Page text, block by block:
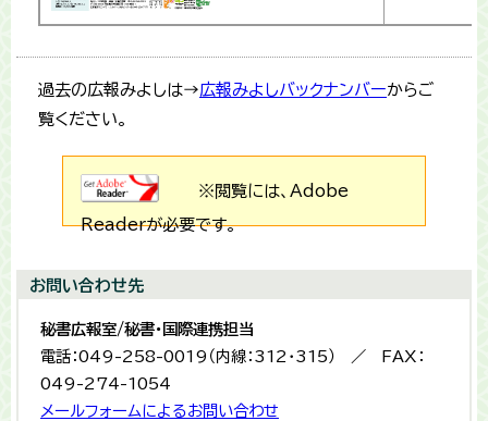
過去の広報みよしは→広報みよしバックナンバーからご
覧ください。
※閲覧には、Adobe
Readerが必要です。
お問い合わせ先
秘書広報室/秘書・国際連携担当
電話：049-258-0019（内線：312・315） ／ FAX：
049-274-1054
メールフォームによるお問い合わせ